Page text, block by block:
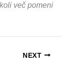
več pomeni
NEXT